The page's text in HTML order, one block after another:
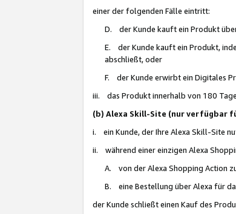
einer der folgenden Fälle eintritt:
D. der Kunde kauft ein Produkt
E. der Kunde kauft ein Produkt,
abschließt, oder
F. der Kunde erwirbt ein Digitales
iii. das Produkt innerhalb von 180
(b) Alexa Skill-Site (nur verfügbar
i. ein Kunde, der Ihre Alexa Skill-Site
ii. während einer einzigen Alexa
A. von der Alexa Shopping Action
B. eine Bestellung über Alexa für
der Kunde schließt einen Kauf des